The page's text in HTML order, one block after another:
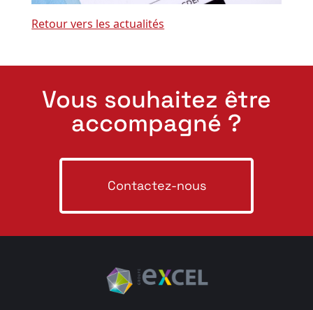
Retour vers les actualités
Vous souhaitez être
accompagné ?
Contactez-nous